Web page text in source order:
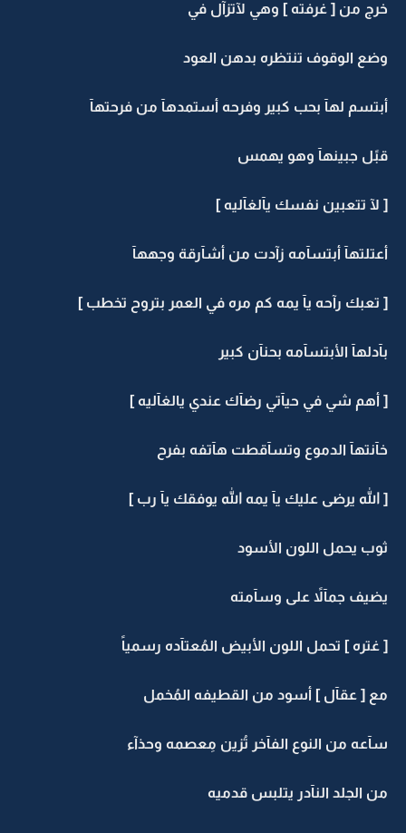
خرج من [ غرفته ] وهي لآتزآل في
وضع الوقوف تنتظره بدهن العود
أبتسم لهآ بحب كبير وفرحه أستمدهآ من فرحتهآ
قبًل جبينهآ وهو يهمس
[ لآ تتعبين نفسك يآلغآليه ]
أعتلتهآ أبتسآمه زآدت من أشآرقة وجههآ
[ تعبك رآحه يآ يمه كم مره في العمر بتروح تخطب ]
بآدلهآ الأبتسآمه بحنآن كبير
[ أهم شي في حيآتي رضآك عندي يالغآليه ]
خآنتهآ الدموع وتسآقطت هآتفه بفرح
[ الله يرضى عليك يآ يمه الله يوفقك يآ رب ]
ثوب يحمل اللون الأسود
يضيف جمآلاً على وسآمته
[ غتره ] تحمل اللون الأبيض المُعتآده رسمياً
مع [ عقآل ] أسود من القطيفه المُخمل
سآعه من النوع الفآخر تُزين مِعصمه وحذآء
من الجلد النآدر يتلبس قدميه